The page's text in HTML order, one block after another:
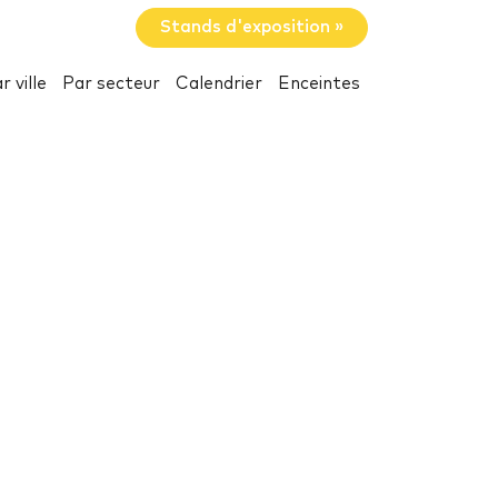
Stands d'exposition »
ville Par secteur Calendrier Enceintes